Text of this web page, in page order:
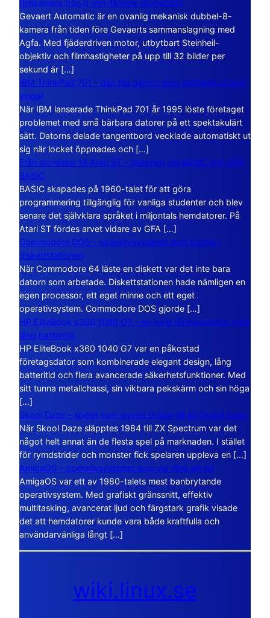
filmkamera från 8 mm-filmens storhetstid
Gevaert Automatic är en ovanlig mekanisk dubbel-8-
kamera från tiden före Gevaerts sammanslagning med
Agfa. Med fjäderdriven motor, utbytbart Steinheil-
objektiv och filmhastigheter på upp till 32 bilder per
sekund är […]
IBM ThinkPad 701 – den lilla datorn som vecklade ut sina
vingar
När IBM lanserade ThinkPad 701 år 1995 löste företaget
problemet med små bärbara datorer på ett spektakulärt
sätt. Datorns delade tangentbord vecklade automatiskt ut
sig när locket öppnades och […]
Från stordator till Atari ST – historien om BASIC och GFA
BASIC
BASIC skapades på 1960-talet för att göra
programmering tillgänglig för vanliga studenter och blev
senare det självklara språket i miljontals hemdatorer. På
Atari ST fördes arvet vidare av GFA […]
Commodore DOS – operativsystemet som bodde i
diskettstationen
När Commodore 64 läste en diskett var det inte bara
datorn som arbetade. Diskettstationen hade nämligen en
egen processor, ett eget minne och ett eget
operativsystem. Commodore DOS gjorde […]
HP EliteBook x360 1040 G7 – en lyxig företagsdator med
lång batteritid
HP EliteBook x360 1040 G7 var en påkostad
företagsdator som kombinerade elegant design, lång
batteritid och flera avancerade säkerhetsfunktioner. Med
sitt tunna metallchassi, sin vikbara pekskärm och sin höga
[…]
Skool Daze – spelet som gjorde skolan till ett öppet kaos
När Skool Daze släpptes 1984 till ZX Spectrum var det
något helt annat än de flesta spel på marknaden. I stället
för rymdstrider och monster fick spelaren uppleva en […]
AmigaOS – operativsystemet som var före sin tid
AmigaOS var ett av 1980-talets mest banbrytande
operativsystem. Med grafiskt gränssnitt, effektiv
multitasking, avancerat ljud och färgstark grafik visade
det att hemdatorer kunde vara både kraftfulla och
användarvänliga långt […]
wiki.linux.se